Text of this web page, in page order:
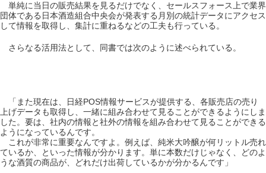
単純に当日の販売結果を見るだけでなく、セールスフォース上で業界
団体である日本酒造組合中央会が発表する月別の統計データにアクセス
して情報を取得し、集計に重ねるなどの工夫も行っている。
さらなる活用法として、同書では次のように述べられている。
「また現在は、日経POS情報サービスが提供する、各販売店の売り
上げデータも取得し、一緒に組み合わせて見ることができるようにしま
した。要は、社内の情報と社外の情報を組み合わせて見ることができる
ようになっているんです。
これが非常に重要なんですよ。例えば、純米大吟醸が何リットル売れ
ているか、といった情報が分かります。単に本数だけじゃなく、どのよ
うな酒質の商品が、どれだけ出荷しているかが分かるんです」